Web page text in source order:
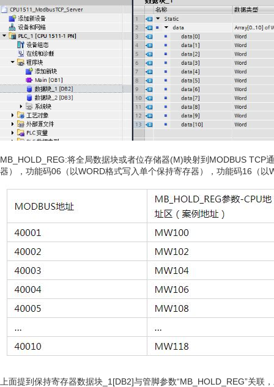
MB_HOLD_REG:将全局数据块或者位存储器(M)映射到MODBUS
器），功能码06（以WORD格式写入单个保持寄存器），功能码16（以
上面提到保持寄存器数据块_1[DB2]与管脚参数“MB_HOLD_REG”关